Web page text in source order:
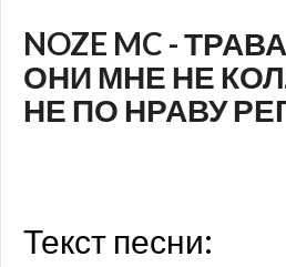
NOZE MC -
ОНИ МНЕ НЕ
НЕ ПО НРАВУ
Текст песни: